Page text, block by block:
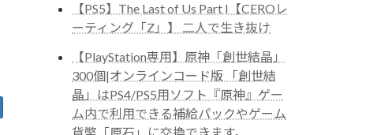
【PS5】The Last of Us Part I【CEROレ
ーティング「Z」】 二人で生き抜け
【PlayStation専用】原神「創世結晶」
300個|オンラインコード版 「創世結
晶」はPS4/PS5用ソフト『原神』ゲー
ム内で利用できる補給パックやゲーム